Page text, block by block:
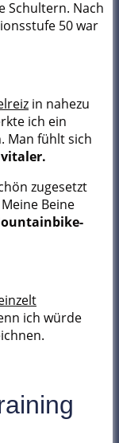
Schultern. Nach
50 war
in nahezu
ich ein
Man fühlt sich
zugesetzt
Beine
ich würde